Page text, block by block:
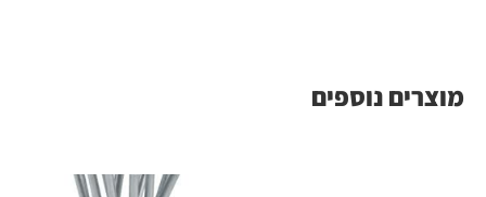
מוצרים נוספים